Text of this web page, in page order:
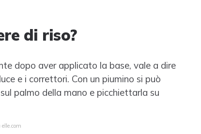
di riso?
dopo aver applicato la base, vale a dire
e i correttori. Con un piumino si può
palmo della mano e picchiettarla su